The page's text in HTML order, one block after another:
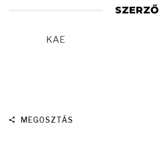
SZERZŐ
KAE
MEGOSZTÁS